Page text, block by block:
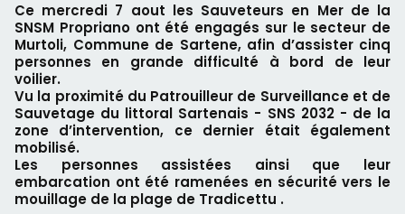
Ce mercredi 7 aout les Sauveteurs en Mer de la
SNSM Propriano ont été engagés sur le secteur de
Murtoli, Commune de Sartene, afin d’assister cinq
personnes en grande difficulté à bord de leur
voilier.
Vu la proximité du Patrouilleur de Surveillance et de
Sauvetage du littoral Sartenais - SNS 2032 - de la
zone d’intervention, ce dernier était également
mobilisé.
Les personnes assistées ainsi que leur
embarcation ont été ramenées en sécurité vers le
mouillage de la plage de Tradicettu .